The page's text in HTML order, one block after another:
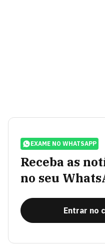
EXAME NO WHATSAPP
Receba as
no seu
Entrar no